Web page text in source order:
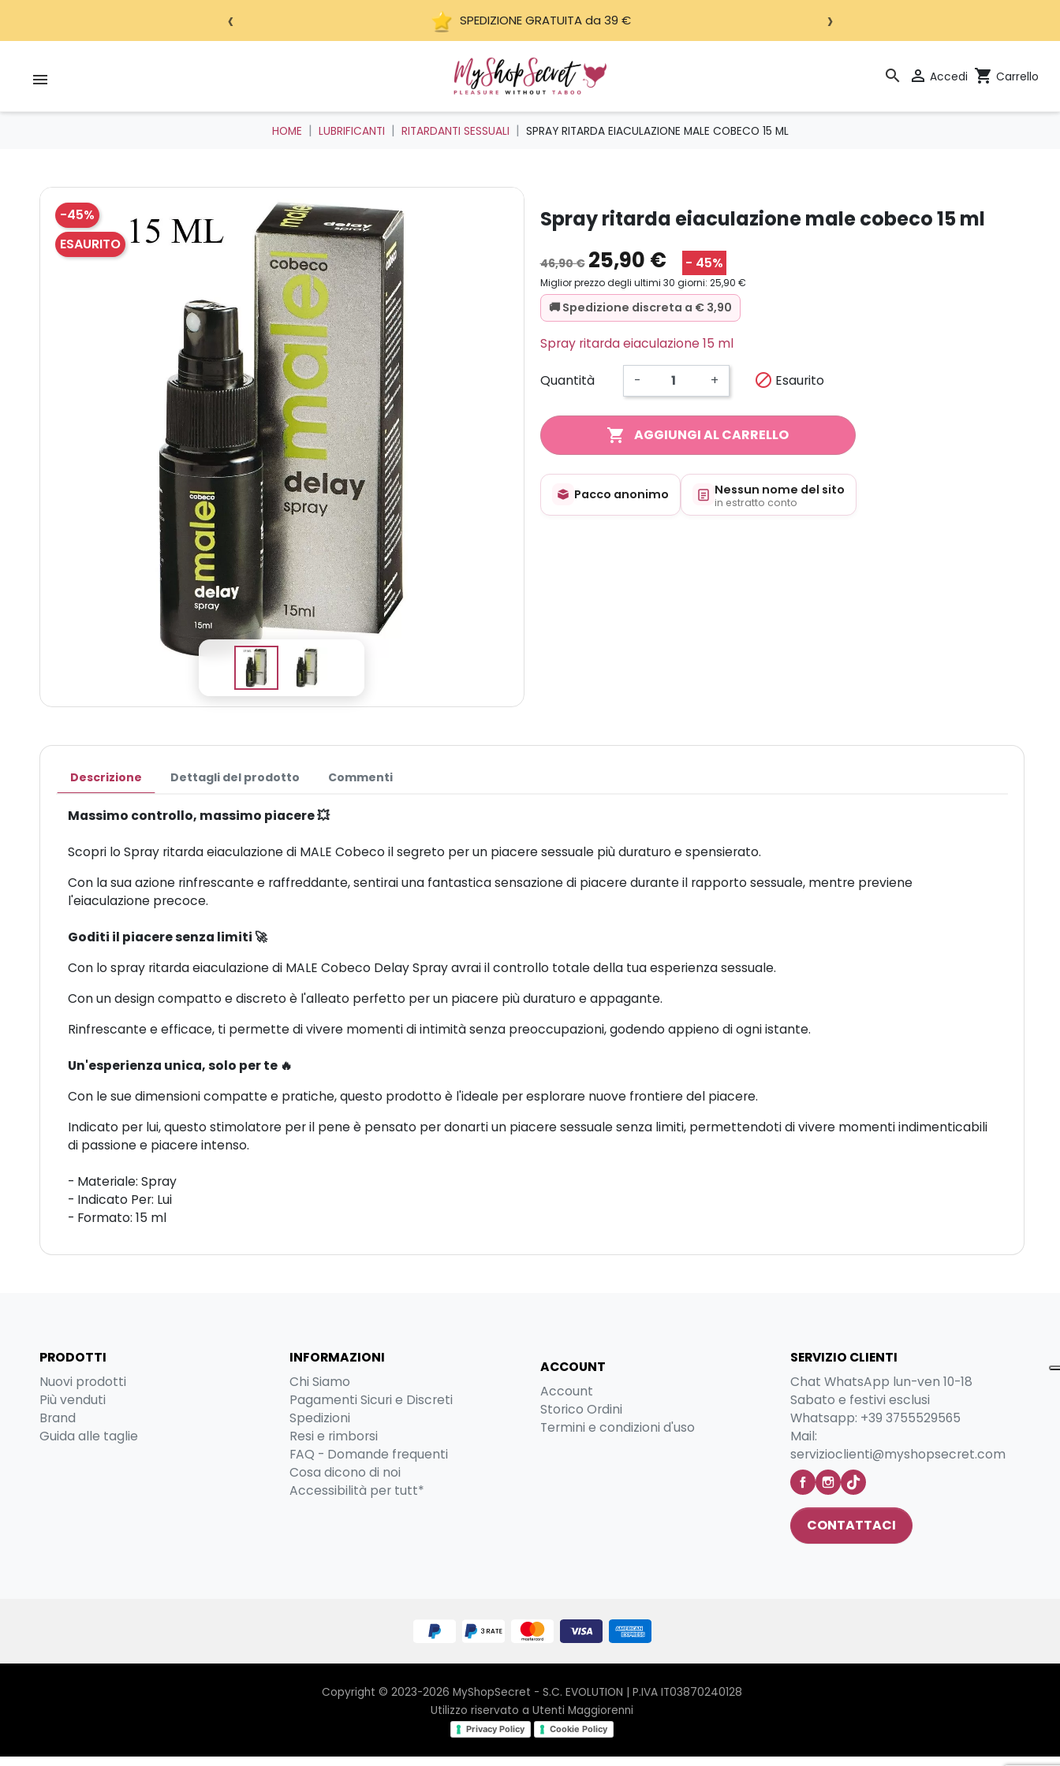
SPEDIZIONE GRATUITA da 39 €
‹ ›
search  Accedi shopping_cart Carrello
HOME LUBRIFICANTI RITARDANTI SESSUALI SPRAY RITARDA EIACULAZIONE MALE COBECO 15 ML
-45%
ESAURITO
spray ritarda eiaculazione male cobeco 15 ml
46,90 € 25,90 € - 45%
Miglior prezzo degli ultimi 30 giorni: 25,90 €
🚚 Spedizione discreta a € 3,90
Spray ritarda eiaculazione 15 ml
Quantità - +  Esaurito
shopping_cart AGGIUNGI AL CARRELLO
Pacco anonimo Nessun nome del sito
in estratto conto
Descrizione Dettagli del prodotto Commenti
Massimo controllo, massimo piacere 💥
Scopri lo Spray ritarda eiaculazione di MALE Cobeco il segreto per un piacere sessuale più duraturo e spensierato.
Con la sua azione rinfrescante e raffreddante, sentirai una fantastica sensazione di piacere durante il rapporto sessuale, mentre previene
l'eiaculazione precoce.
Goditi il piacere senza limiti 🚀
Con lo spray ritarda eiaculazione di MALE Cobeco Delay Spray avrai il controllo totale della tua esperienza sessuale.
Con un design compatto e discreto è l'alleato perfetto per un piacere più duraturo e appagante.
Rinfrescante e efficace, ti permette di vivere momenti di intimità senza preoccupazioni, godendo appieno di ogni istante.
Un'esperienza unica, solo per te 🔥
Con le sue dimensioni compatte e pratiche, questo prodotto è l'ideale per esplorare nuove frontiere del piacere.
Indicato per lui, questo stimolatore per il pene è pensato per donarti un piacere sessuale senza limiti, permettendoti di vivere momenti indimenticabili
di passione e piacere intenso.
- Materiale: Spray
- Indicato Per: Lui
- Formato: 15 ml
PRODOTTI
Nuovi prodotti
Più venduti
Brand
Guida alle taglie
INFORMAZIONI
Chi Siamo
Pagamenti Sicuri e Discreti
Spedizioni
Resi e rimborsi
FAQ - Domande frequenti
Cosa dicono di noi
Accessibilità per tutt*
ACCOUNT
Account
Storico Ordini
Termini e condizioni d'uso
SERVIZIO CLIENTI
Chat WhatsApp lun-ven 10-18
Sabato e festivi esclusi
Whatsapp: +39 3755529565
Mail:
servizioclienti@myshopsecret.com
CONTATTACI
Copyright © 2023-2026 MyShopSecret - S.C. EVOLUTION | P.IVA IT03870240128
Utilizzo riservato a Utenti Maggiorenni
Privacy Policy Cookie Policy